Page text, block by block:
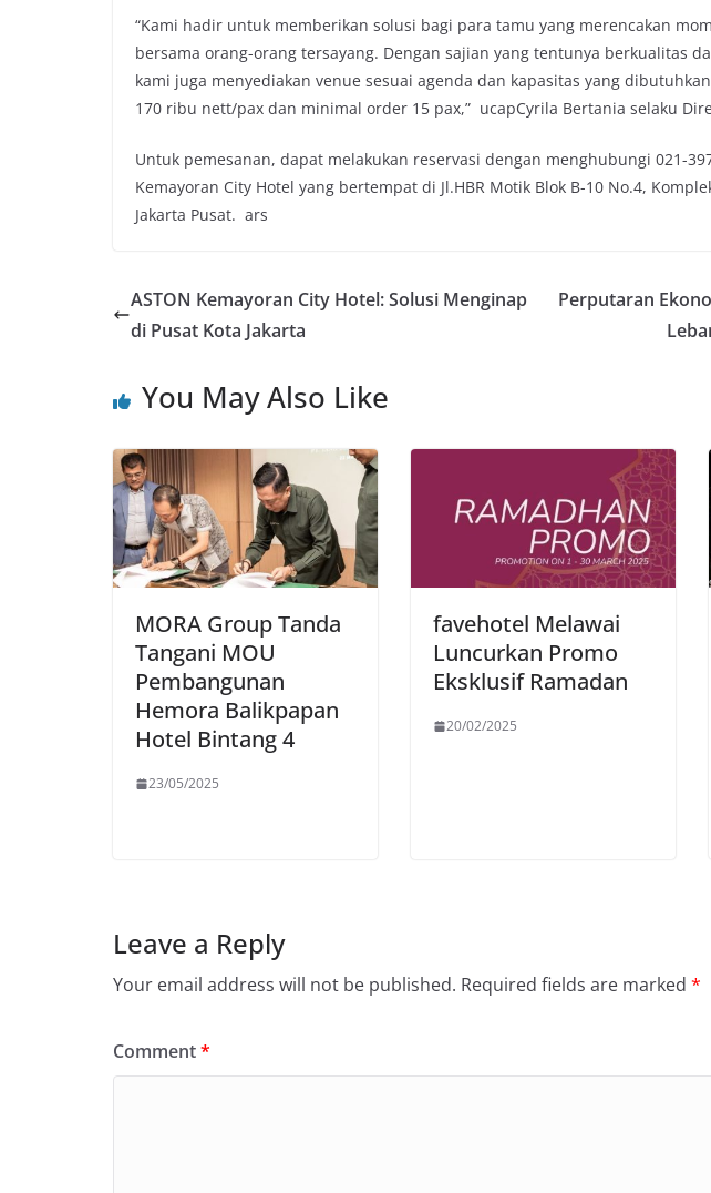
“Kami hadir untuk memberikan solusi bagi para tamu yang merencakan
bersama orang-orang tersayang. Dengan sajian yang tentunya berkualitas
kami juga menyediakan venue sesuai agenda dan kapasitas yang
170 ribu nett/pax dan minimal order 15 pax,” ucapCyrila Bertania selaku
Untuk pemesanan, dapat melakukan reservasi dengan menghubungi 021-
Kemayoran City Hotel yang bertempat di Jl.HBR Motik Blok B-10 No.4,
Jakarta Pusat. ars
ASTON Kemayoran City Hotel: Solusi Menginap
di Pusat Kota Jakarta
Perputaran
You May Also Like
MORA Group Tanda
Tangani MOU
Pembangunan
Hemora Balikpapan
Hotel Bintang 4
23/05/2025
favehotel Melawai
Luncurkan Promo
Eksklusif Ramadan
20/02/2025
Leave a Reply
Your email address will not be published. Required fields are marked *
Comment*